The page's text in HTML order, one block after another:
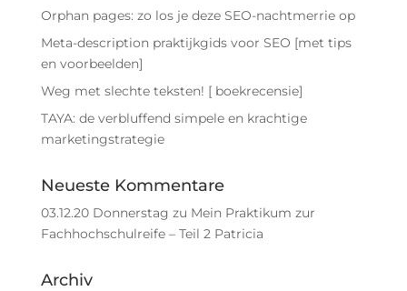
Orphan pages: zo los je deze SEO-nachtmerrie op
Meta-description praktijkgids voor SEO [met tips
en voorbeelden]
Weg met slechte teksten! [ boekrecensie]
TAYA: de verbluffend simpele en krachtige
marketingstrategie
Neueste Kommentare
03.12.20 Donnerstag zu Mein Praktikum zur
Fachhochschulreife – Teil 2 Patricia
Archiv